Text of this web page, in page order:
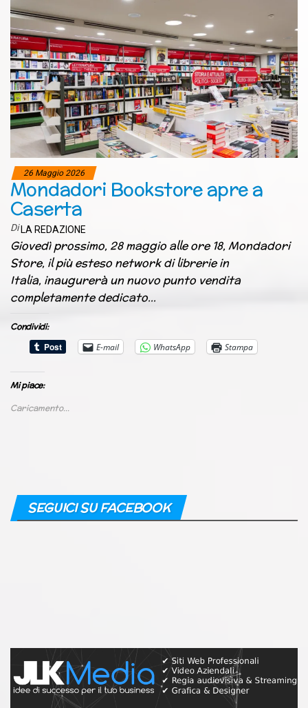
26 Maggio 2026
Mondadori Bookstore apre a
Caserta
Di LA REDAZIONE
Giovedì prossimo, 28 maggio alle ore 18, Mondadori
Store, il più esteso network di librerie in
Italia, inaugurerà un nuovo punto vendita
completamente dedicato…
Condividi:
E-mail
WhatsApp Stampa
Mi piace:
Caricamento...
SEGUICI SU FACEBOOK